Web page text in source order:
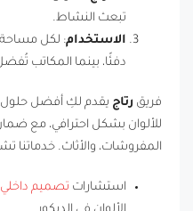
تبعث النشاط.
الاستخدام: لكل مساحة
دفئًا، بينما المكاتب تُفضل
فريق رتاج يقدم لكِ أفضل حلول
للألوان بشكل احترافي، مع
المفروشات، والأثاث. خدماتنا
استشارات تصميم داخلي